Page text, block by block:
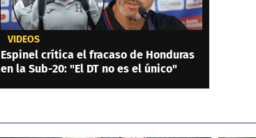
VIDEOS
Espinel crítica el fracaso de Honduras
en la Sub-20: "El DT no es el único"